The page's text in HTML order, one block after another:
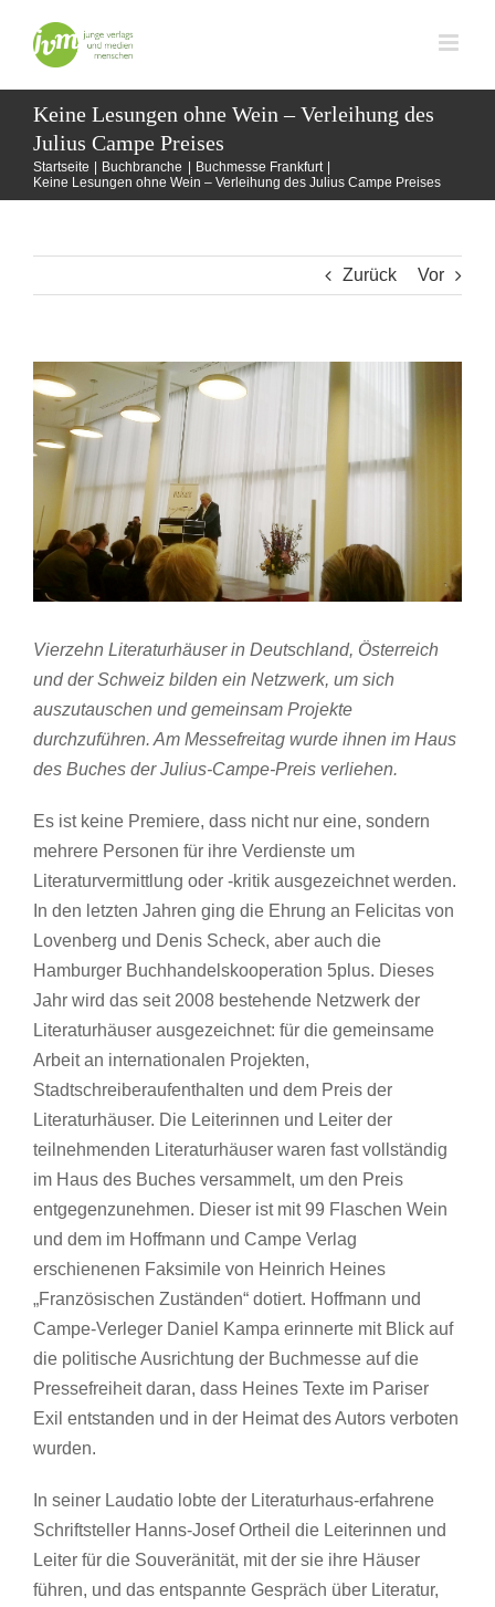
Inhalt
springen
Keine Lesungen ohne Wein – Verleihung des
Julius Campe Preises
Startseite Buchbranche
Buchmesse Frankfurt
Keine Lesungen ohne Wein – Verleihung des Julius Campe Preises
Zurück Vor
Zeige
grösseres
Bild
Vierzehn Literaturhäuser in Deutschland, Österreich
und der Schweiz bilden ein Netzwerk, um sich
auszutauschen und gemeinsam Projekte
durchzuführen. Am Messefreitag wurde ihnen im Haus
des Buches der Julius-Campe-Preis verliehen.
Es ist keine Premiere, dass nicht nur eine, sondern
mehrere Personen für ihre Verdienste um
Literaturvermittlung oder -kritik ausgezeichnet werden.
In den letzten Jahren ging die Ehrung an Felicitas von
Lovenberg und Denis Scheck, aber auch die
Hamburger Buchhandelskooperation 5plus. Dieses
Jahr wird das seit 2008 bestehende Netzwerk der
Literaturhäuser ausgezeichnet: für die gemeinsame
Arbeit an internationalen Projekten,
Stadtschreiberaufenthalten und dem Preis der
Literaturhäuser. Die Leiterinnen und Leiter der
teilnehmenden Literaturhäuser waren fast vollständig
im Haus des Buches versammelt, um den Preis
entgegenzunehmen. Dieser ist mit 99 Flaschen Wein
und dem im Hoffmann und Campe Verlag
erschienenen Faksimile von Heinrich Heines
„Französischen Zuständen“ dotiert. Hoffmann und
Campe-Verleger Daniel Kampa erinnerte mit Blick auf
die politische Ausrichtung der Buchmesse auf die
Pressefreiheit daran, dass Heines Texte im Pariser
Exil entstanden und in der Heimat des Autors verboten
wurden.
In seiner Laudatio lobte der Literaturhaus-erfahrene
Schriftsteller Hanns-Josef Ortheil die Leiterinnen und
Leiter für die Souveränität, mit der sie ihre Häuser
führen, und das entspannte Gespräch über Literatur,